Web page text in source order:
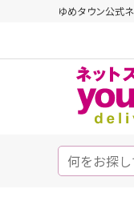
ゆめタウン公式